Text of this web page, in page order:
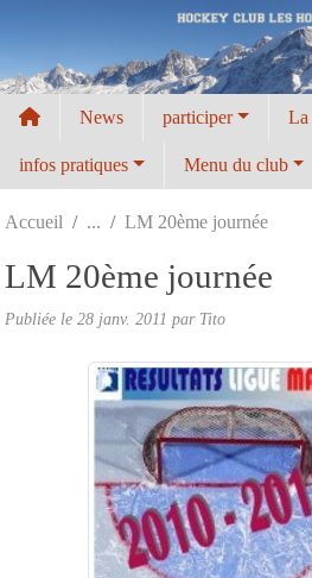
News participer La
infos pratiques Menu du club
Accueil LM 20ème journée
LM 20ème journée
Publiée le 28 janv. 2011 par Tito
Panneau de gestion des cookies